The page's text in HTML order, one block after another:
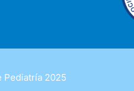
Pediatría 2025